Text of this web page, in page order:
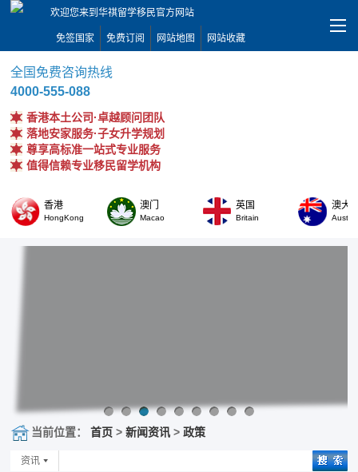
欢迎您来到华祺留学移民官方网站
免签国家 免费订阅 网站地图 网站收藏
全国免费咨询热线
4000-555-088
香港本土公司·卓越顾问团队
落地安家服务·子女升学规划
尊享高标准一站式专业服务
值得信赖专业移民留学机构
香港
HongKong
澳门
Macao
英国
Britain
澳大
当前位置： 首页 >新闻资讯 >政策
资讯